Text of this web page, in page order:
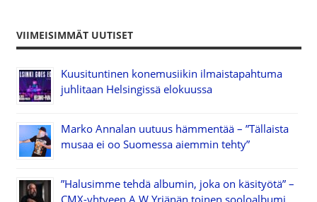
VIIMEISIMMÄT UUTISET
Kuusituntinen konemusiikin ilmaistapahtuma
juhlitaan Helsingissä elokuussa
Marko Annalan uutuus hämmentää – ”Tällaista
musaa ei oo Suomessa aiemmin tehty”
”Halusimme tehdä albumin, joka on käsityötä” –
CMX-yhtyeen A.W.Yrjänän toinen sooloalbumi